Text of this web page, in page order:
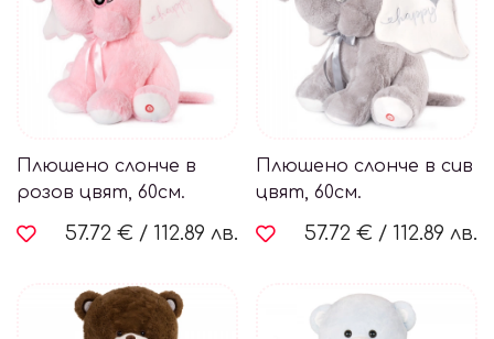
Плюшено слонче в
розов цвят, 60см.
57.72 € / 112.89 лв.
Плюшено слонче в сив
цвят, 60см.
57.72 € / 112.89 лв.